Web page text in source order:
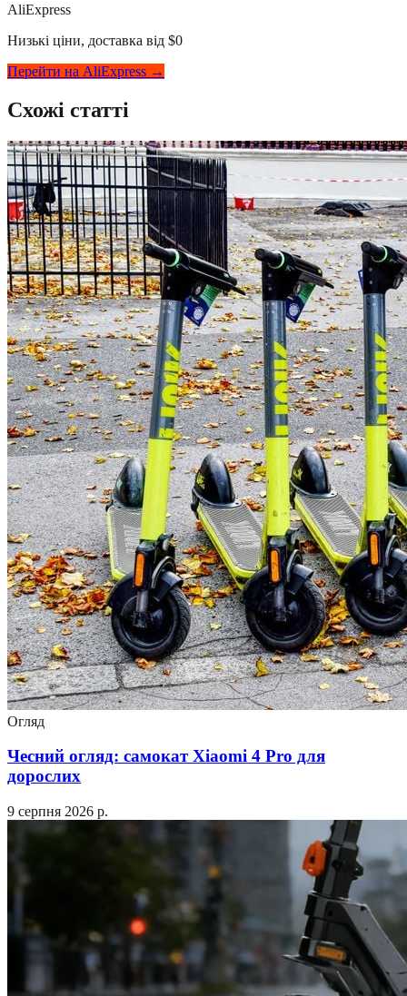
AliExpress
Низькі ціни, доставка від $0
Перейти на AliExpress →
Схожі статті
Огляд
Чесний огляд: самокат Xiaomi 4 Pro для
дорослих
9 серпня 2026 р.